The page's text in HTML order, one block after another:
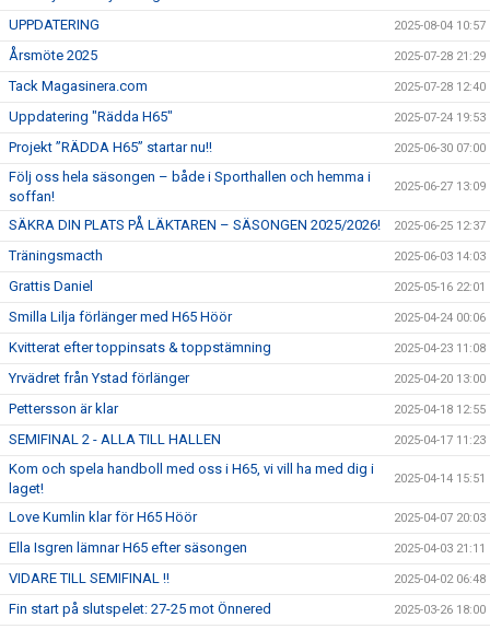
UPPDATERING 2025-08-04 10:57
Årsmöte 2025 2025-07-28 21:29
Tack Magasinera.com 2025-07-28 12:40
Uppdatering "Rädda H65" 2025-07-24 19:53
Projekt ”RÄDDA H65” startar nu!! 2025-06-30 07:00
Följ oss hela säsongen – både i Sporthallen och hemma i
soffan!
2025-06-27 13:09
SÄKRA DIN PLATS PÅ LÄKTAREN – SÄSONGEN 2025/2026! 2025-06-25 12:37
Träningsmacth 2025-06-03 14:03
Grattis Daniel 2025-05-16 22:01
Smilla Lilja förlänger med H65 Höör 2025-04-24 00:06
Kvitterat efter toppinsats & toppstämning 2025-04-23 11:08
Yrvädret från Ystad förlänger 2025-04-20 13:00
Pettersson är klar 2025-04-18 12:55
SEMIFINAL 2 - ALLA TILL HALLEN 2025-04-17 11:23
Kom och spela handboll med oss i H65, vi vill ha med dig i
laget!
2025-04-14 15:51
Love Kumlin klar för H65 Höör 2025-04-07 20:03
Ella Isgren lämnar H65 efter säsongen 2025-04-03 21:11
VIDARE TILL SEMIFINAL !! 2025-04-02 06:48
Fin start på slutspelet: 27-25 mot Önnered 2025-03-26 18:00